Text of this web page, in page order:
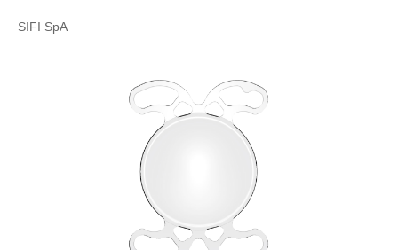
SIFI SpA
Bildergalerie überspringen